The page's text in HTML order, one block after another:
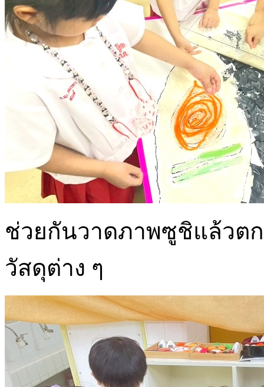
ช่วยกันวาดภาพซูชิแล้วต
วัสดุต่าง ๆ